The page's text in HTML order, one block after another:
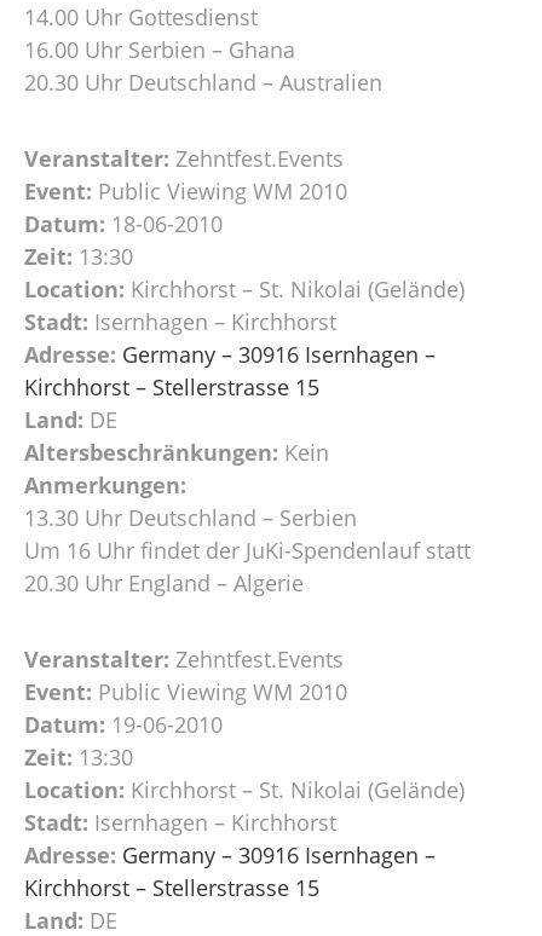
14.00 Uhr Gottesdienst
16.00 Uhr Serbien – Ghana
20.30 Uhr Deutschland – Australien
Veranstalter: Zehntfest.Events
Event: Public Viewing WM 2010
Datum: 18-06-2010
Zeit: 13:30
Location: Kirchhorst – St. Nikolai (Gelände)
Stadt: Isernhagen – Kirchhorst
Adresse: Germany – 30916 Isernhagen –
Kirchhorst – Stellerstrasse 15
Land: DE
Altersbeschränkungen: Kein
Anmerkungen:
13.30 Uhr Deutschland – Serbien
Um 16 Uhr findet der JuKi-Spendenlauf statt
20.30 Uhr England – Algerie
Veranstalter: Zehntfest.Events
Event: Public Viewing WM 2010
Datum: 19-06-2010
Zeit: 13:30
Location: Kirchhorst – St. Nikolai (Gelände)
Stadt: Isernhagen – Kirchhorst
Adresse: Germany – 30916 Isernhagen –
Kirchhorst – Stellerstrasse 15
Land: DE